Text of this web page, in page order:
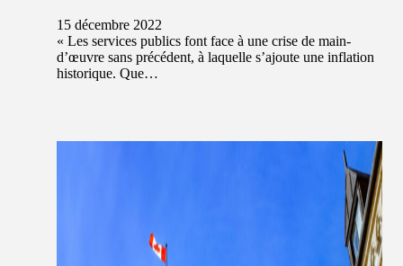
15 décembre 2022
« Les services publics font face à une crise de main-
d’œuvre sans précédent, à laquelle s’ajoute une inflation
historique. Que…